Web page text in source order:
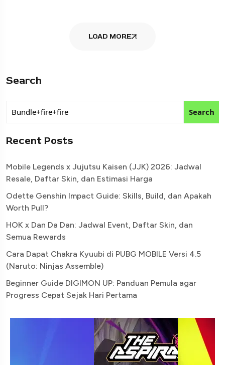
LOAD MORE
Search
Search
Recent Posts
Mobile Legends x Jujutsu Kaisen (JJK) 2026: Jadwal
Resale, Daftar Skin, dan Estimasi Harga
Odette Genshin Impact Guide: Skills, Build, dan Apakah
Worth Pull?
HOK x Dan Da Dan: Jadwal Event, Daftar Skin, dan
Semua Rewards
Cara Dapat Chakra Kyuubi di PUBG MOBILE Versi 4.5
(Naruto: Ninjas Assemble)
Beginner Guide DIGIMON UP: Panduan Pemula agar
Progress Cepat Sejak Hari Pertama